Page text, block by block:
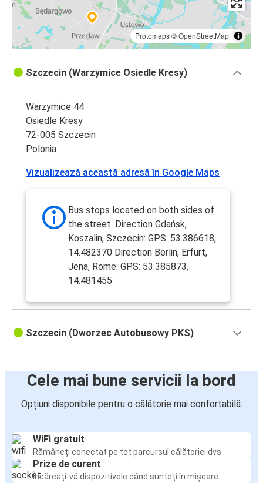
Protomaps©OpenStreetMap
Szczecin (Warzymice Osiedle Kresy)
Warzymice 44
Osiedle Kresy
72-005 Szczecin
Polonia
Vizualizează această adresă în Google Maps
Bus stops located on both sides of
the street. Direction Gdańsk,
Koszalin, Szczecin: GPS: 53.386618,
14.482370 Direction Berlin, Erfurt,
Jena, Rome: GPS: 53.385873,
14.481455
Szczecin (Dworzec Autobusowy PKS)
Cele mai bune servicii la bord
Opțiuni disponibile pentru o călătorie mai confortabilă:
WiFi gratuit
Rămâneți conectat pe tot parcursul călătoriei dvs.
Prize de curent
Încărcați-vă dispozitivele când sunteți în mișcare